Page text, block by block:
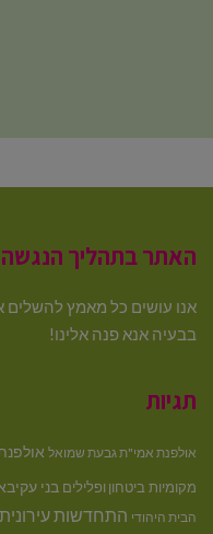
האתר בתהליך הנגשה
אנו עושים כל מאמץ
בבעיה אנא פנה אלינו!
תגיות
אולפנת אמי"ת גבעת שמואל
מקומיות ביטחון ופלילים בני
הבית היהודי התחדשות עירונית